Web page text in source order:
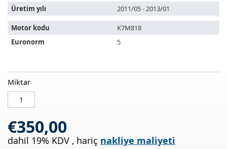
Üretim yılı
2011/05 - 2013/01
Motor kodu
K7M818
Euronorm
5
Katalizör
DACIA
Sandero
8v
STOKTA
MEVCUT
Miktar
€350,00
dahil 19% KDV , hariç nakliye maliyeti